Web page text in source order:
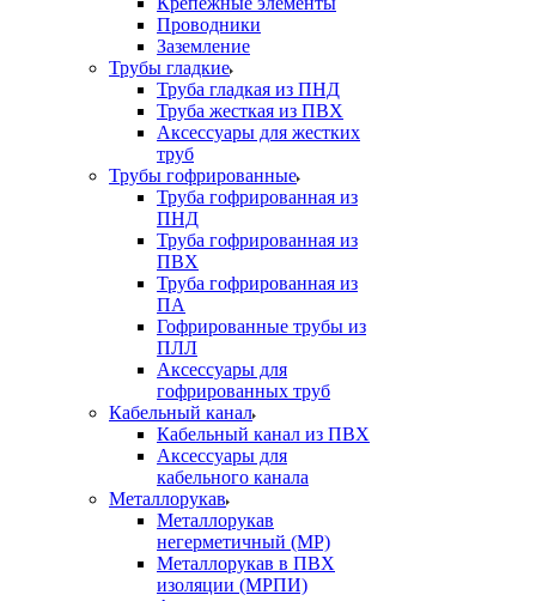
Проводники
Заземление
Трубы гладкие
Труба гладкая из ПНД
Труба жесткая из ПВХ
Аксессуары для жестких
труб
Трубы гофрированные
Труба гофрированная из
ПНД
Труба гофрированная из
ПВХ
Труба гофрированная из
ПА
Гофрированные трубы из
ПЛЛ
Аксессуары для
гофрированных труб
Кабельный канал
Кабельный канал из ПВХ
Аксессуары для
кабельного канала
Металлорукав
Металлорукав
негерметичный (МР)
Металлорукав в ПВХ
изоляции (МРПИ)